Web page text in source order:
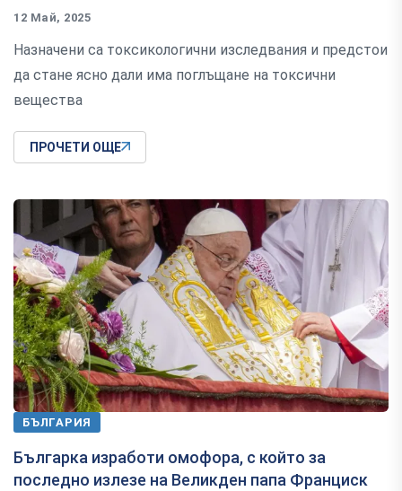
12 Май, 2025
Назначени са токсикологични изследвания и предстои
да стане ясно дали има поглъщане на токсични
вещества
ПРОЧЕТИ ОЩЕ
БЪЛГАРИЯ
Българка изработи омофора, с който за
последно излезе на Великден папа Франциск